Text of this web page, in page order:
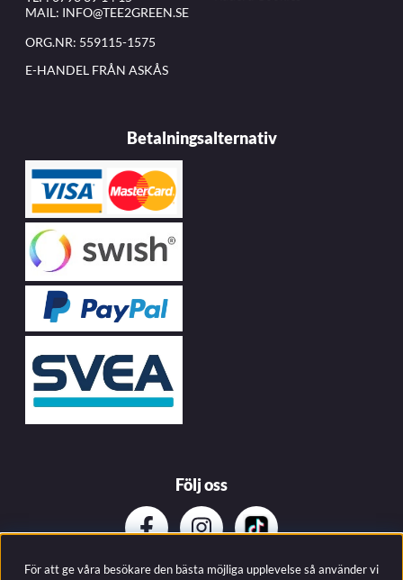
MAIL: INFO@TEE2GREEN.SE
ORG.NR: 559115-1575
E-HANDEL FRÅN ASKÅS
Betalningsalternativ
Följ oss
För att ge våra besökare den bästa möjliga upplevelse så använder vi